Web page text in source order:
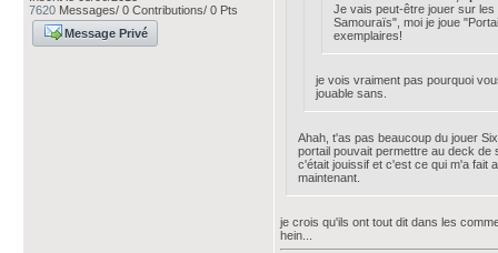
7620 Messages/ 0 Contributions/ 0 Pts
Message Privé
Je vais peut-être jouer sur
Samouraïs", moi je joue
exemplaires!
je vois vraiment pas pourquoi
jouable sans.
Ahah, t'as pas beaucoup du jouer
portail pouvait permettre au deck de
c'était jouissif et c'est ce qui m'a fait
maintenant.
je crois qu'ils ont tout dit dans les
hein...